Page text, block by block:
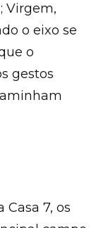
Virgem,
o eixo se
o
gestos
7, os